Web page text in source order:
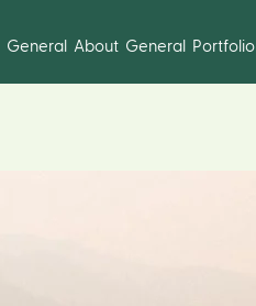
General About General Portfolio